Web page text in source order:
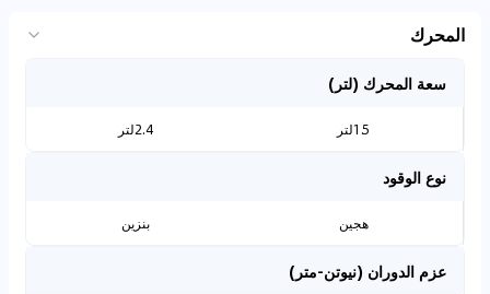
المحرك
سعة المحرك (لتر)
1.5لتر 2.4لتر
نوع الوقود
هجين بنزين
عزم الدوران (نيوتن-متر)